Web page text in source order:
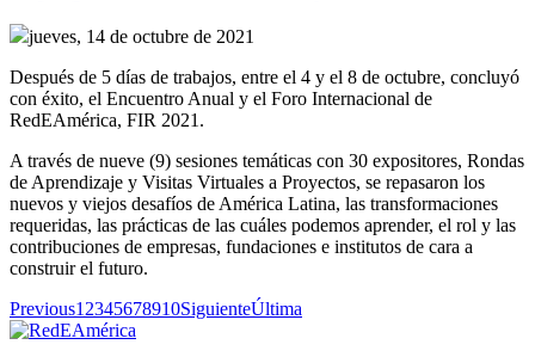
jueves, 14 de octubre de 2021
Después de 5 días de trabajos, entre el 4 y el 8 de octubre, concluyó
con éxito, el Encuentro Anual y el Foro Internacional de
RedEAmérica, FIR 2021.
A través de nueve (9) sesiones temáticas con 30 expositores, Rondas
de Aprendizaje y Visitas Virtuales a Proyectos, se repasaron los
nuevos y viejos desafíos de América Latina, las transformaciones
requeridas, las prácticas de las cuáles podemos aprender, el rol y las
contribuciones de empresas, fundaciones e institutos de cara a
construir el futuro.
Previous1 2345678910SiguienteÚltima